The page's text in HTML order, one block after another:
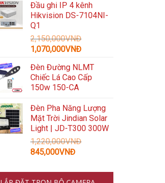
là:
5,959,000VNĐ.
tại
là:
Đầu ghi IP 4 kênh
Hikvision DS-7104NI-
Q1
2,150,000VNĐ
Giá
là:
2,150,000VNĐ.
1,070,000VNĐGiá
tại
là:
Đèn Đường NLMT
Chiếc Lá Cao Cấp
150w 150-CA
Đèn Pha Năng Lượng
Mặt Trời Jindian Solar
Light | JD-T300 300W
1,220,000VNĐ
Giá
là:
845,000VNĐGiá
tại